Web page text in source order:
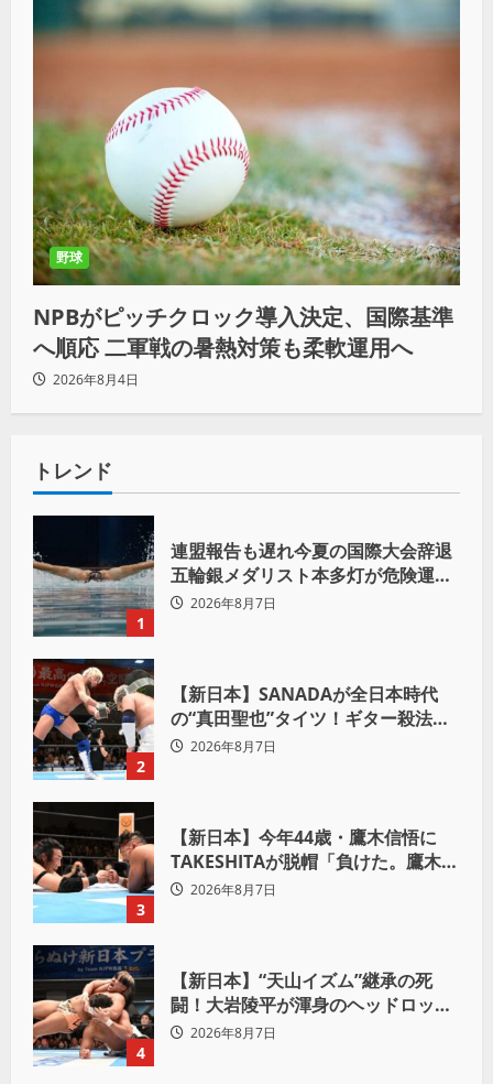
野球
NPBがピッチクロック導入決定、国際基準
へ順応 二軍戦の暑熱対策も柔軟運用へ
2026年8月4日
トレンド
1
連盟報告も遅れ今夏の国際大会辞退
五輪銀メダリスト本多灯が危険運転
致傷で起訴
2026年8月7日
2
【新日本】SANADAが全日本時代
の“真田聖也”タイツ！ギター殺法で
Yuto-IceをKO「俺と闘う時は考え
2026年8月7日
3
【新日本】今年44歳・鷹木信悟に
TAKESHITAが脱帽「負けた。鷹木信
悟、強いわ！」
2026年8月7日
4
【新日本】“天山イズム”継承の死
闘！大岩陵平が渾身のヘッドロック
で後藤洋央紀からタップ奪取 執念の
2026年8月7日